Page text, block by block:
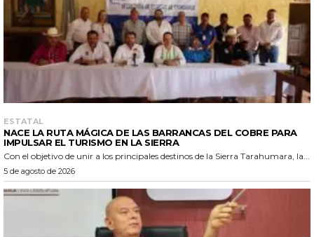
ESTATAL
NACE LA RUTA MÁGICA DE LAS BARRANCAS DEL COBRE PARA
IMPULSAR EL TURISMO EN LA SIERRA
Con el objetivo de unir a los principales destinos de la Sierra Tarahumara, la...
5 de agosto de 2026